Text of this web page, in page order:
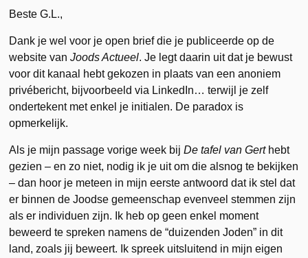
Beste G.L.,
Dank je wel voor je open brief die je publiceerde op de
website vanJoods Actueel. Je legt daarin uit dat je bewust
voor dit kanaal hebt gekozen in plaats van een anoniem
privébericht, bijvoorbeeld via LinkedIn… terwijl je zelf
ondertekent met enkel je initialen. De paradox is
opmerkelijk.
Als je mijn passage vorige week bijDe tafel van Gerthebt
gezien – en zo niet, nodig ik je uit om die alsnog te bekijken
– dan hoor je meteen in mijn eerste antwoord dat ik stel dat
er binnen de Joodse gemeenschap evenveel stemmen zijn
als er individuen zijn. Ik heb op geen enkel moment
beweerd te spreken namens de “duizenden Joden” in dit
land, zoals jij beweert. Ik spreek uitsluitend in mijn eigen